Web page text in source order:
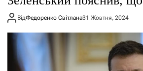
ВідФедоренко Світлана31 Жовтня, 2024